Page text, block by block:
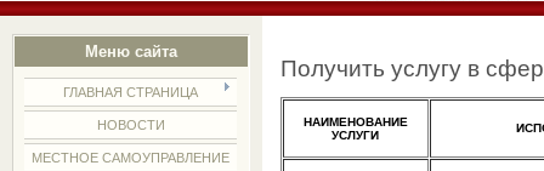
Меню сайта
ГЛАВНАЯ СТРАНИЦА
НОВОСТИ
МЕСТНОЕ САМОУПРАВЛЕНИЕ
Получить услугу в
НАИМЕНОВАНИЕ
УСЛУГИ